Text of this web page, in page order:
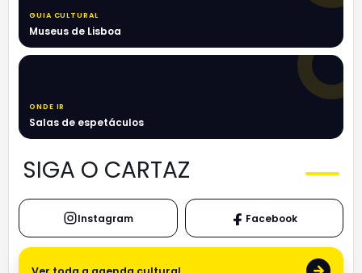
GUIA CULTURAL
Museus de Lisboa
ONDE IR
Salas de espetáculos
SIGA O CARTAZ
Instagram Facebook